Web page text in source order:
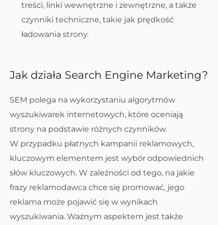
treści, linki wewnętrzne i zewnętrzne, a także
czynniki techniczne, takie jak prędkość
ładowania strony.
Jak działa Search Engine Marketing?
SEM polega na wykorzystaniu algorytmów
wyszukiwarek internetowych, które oceniają
strony na podstawie różnych czynników.
W przypadku płatnych kampanii reklamowych,
kluczowym elementem jest wybór odpowiednich
słów kluczowych. W zależności od tego, na jakie
frazy reklamodawca chce się promować, jego
reklama może pojawić się w wynikach
wyszukiwania. Ważnym aspektem jest także